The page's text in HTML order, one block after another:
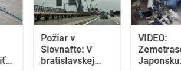
Požiar v
Slovnafte: V
bratislavskej
VIDEO:
Zemetrasenie v
Japonsku